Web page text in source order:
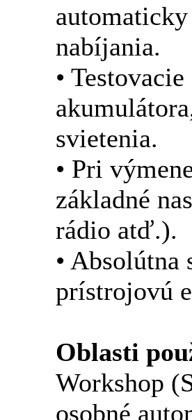
nabíjania.
•
svietenia.
• Pri
základné
rádio atď.).
•
prístrojovú
Oblasti
Workshop
osobné